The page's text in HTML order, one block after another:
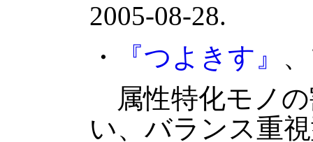
2005-08-28.
・
『つよきす』
属性特化モノの
い、バランス重